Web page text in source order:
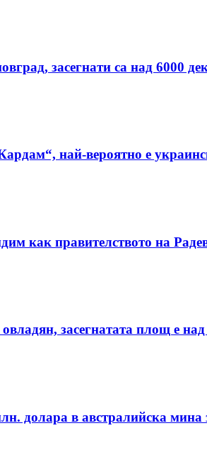
засегнати са над 6000
най-вероятно е
как правителството на
засегнатата площ е
долара в австралийска мина